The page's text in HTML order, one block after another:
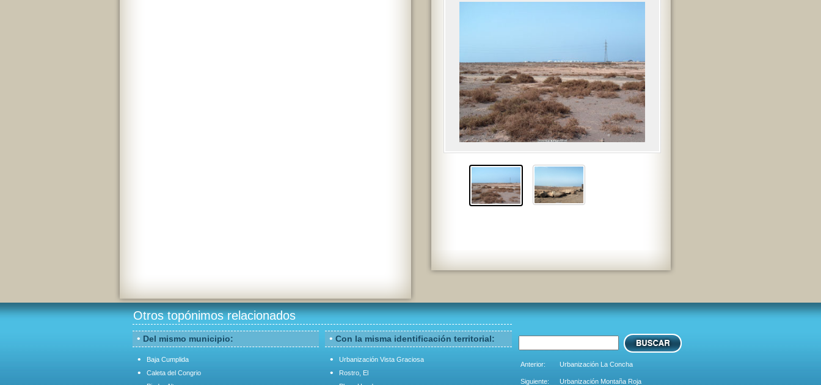
Otros topónimos relacionados
Anterior: Urbanización La Concha
Siguiente: Urbanización Montaña Roja
• Del mismo municipio: • Con la misma identificación territorial:
• Baja Cumplida
• Caleta del Congrio
• Urbanización Vista Graciosa
• Rostro, El